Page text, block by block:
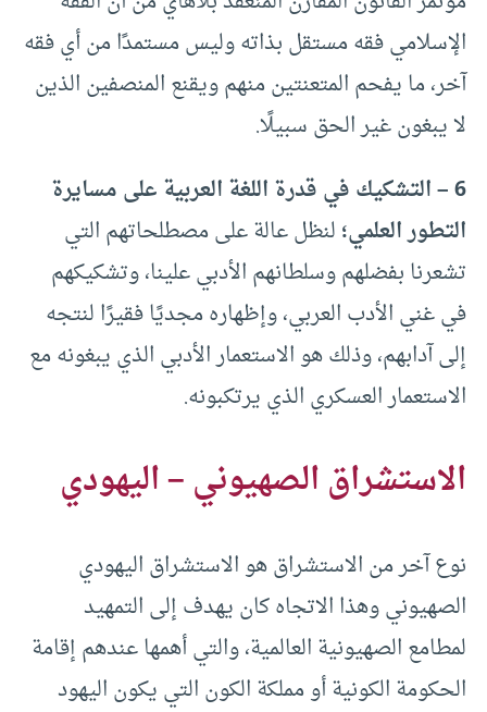
الإسلامي فقه مستقل بذاته وليس مستمدًا من أي فقه
آخر، ما يفحم المتعنتين منهم ويقنع المنصفين الذين
لا يبغون غير الحق سبيلًا.
6 – التشكيك في قدرة اللغة العربية على مسايرة
التطور العلمي؛لنظل عالة على مصطلحاتهم التي
تشعرنا بفضلهم وسلطانهم الأدبي علينا، وتشكيكهم
في غني الأدب العربي، وإظهاره مجديًا فقيرًا لنتجه
إلى آدابهم، وذلك هو الاستعمار الأدبي الذي يبغونه مع
الاستعمار العسكري الذي يرتكبونه.
الاستشراق الصهيوني – اليهودي
نوع آخر من الاستشراق هو الاستشراق اليهودي
الصهيوني وهذا الاتجاه كان يهدف إلى التمهيد
لمطامع الصهيونية العالمية، والتي أهمها عندهم إقامة
الحكومة الكونية أو مملكة الكون التي يكون اليهود